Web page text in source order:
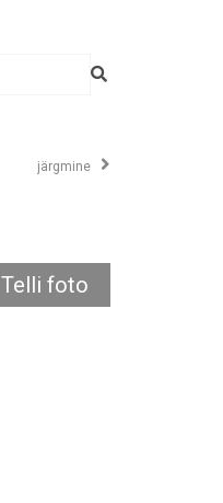
järgmine
Telli foto